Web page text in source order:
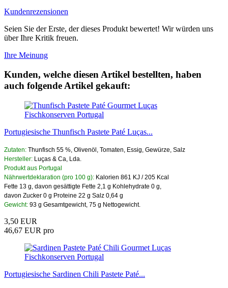
Kundenrezensionen
Seien Sie der Erste, der dieses Produkt bewertet! Wir würden uns
über Ihre Kritik freuen.
Ihre Meinung
Kunden, welche diesen Artikel bestellten, haben
auch folgende Artikel gekauft:
Portugiesische Thunfisch Pastete Paté Luças...
Zutaten: Thunfisch 55 %, Olivenöl, Tomaten, Essig, Gewürze, Salz
Hersteller: Luças & Ca, Lda.
Produkt aus Portugal
Nährwertdeklaration (pro 100 g): Kalorien 861 KJ / 205 Kcal
Fette 13 g, davon gesättigte Fette 2,1 g Kohlehydrate 0 g,
davon Zucker 0 g Proteine 22 g Salz 0,64 g
Gewicht: 93 g Gesamtgewicht, 75 g Nettogewicht.
3,50 EUR
46,67 EUR pro
Portugiesische Sardinen Chili Pastete Paté...